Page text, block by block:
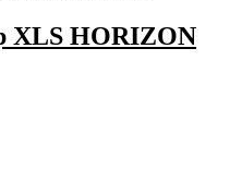
XLS HORIZON